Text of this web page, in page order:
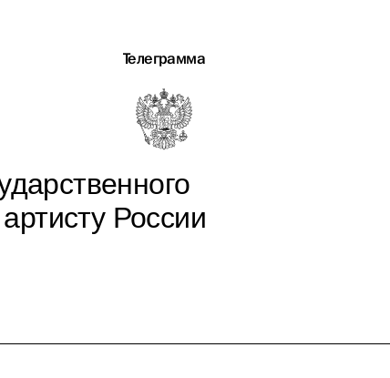
Телеграмма
России